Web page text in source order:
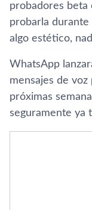
probadores beta
probarla durante
algo estético,
WhatsApp
mensajes de voz
próximas
seguramente ya